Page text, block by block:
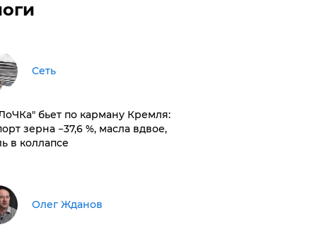
Сеть
бьет по карману Кремля:
зерна −37,6 %, масла вдвое,
в коллапсе
Олег Жданов